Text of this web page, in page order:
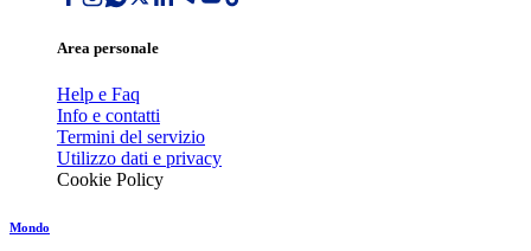
Area personale
Help e Faq
Info e contatti
Termini del servizio
Utilizzo dati e privacy
Cookie Policy
Mondo